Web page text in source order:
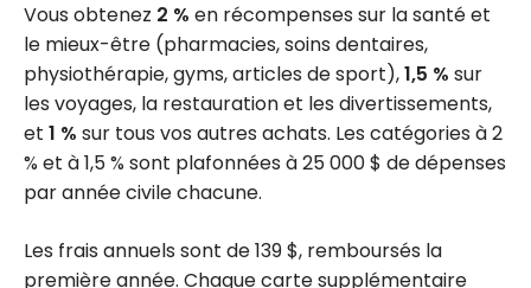
Vous obtenez 2 % en récompenses sur la santé et
le mieux-être (pharmacies, soins dentaires,
physiothérapie, gyms, articles de sport),1,5 % sur
les voyages, la restauration et les divertissements,
et 1 % sur tous vos autres achats. Les catégories à 2
% et à 1,5 % sont plafonnées à 25 000 $ de dépenses
par année civile chacune.
Les frais annuels sont de 139 $, remboursés la
première année. Chaque carte supplémentaire